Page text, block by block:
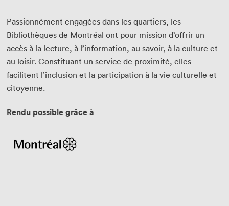
Passionnément engagées dans les quartiers, les
Bibliothèques de Montréal ont pour mission d’offrir un
accès à la lecture, à l’information, au savoir, à la culture et
au loisir. Constituant un service de proximité, elles
facilitent l’inclusion et la participation à la vie culturelle et
citoyenne.
Rendu possible grâce à